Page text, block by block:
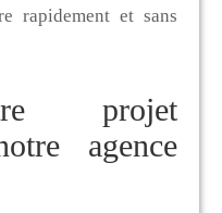
rapidement et sans
projet
agence